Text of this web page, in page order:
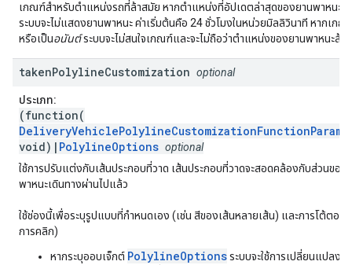
เกณฑ์สำหรับตำแหน่งรถที่ล้าสมัย หากตำแหน่งที่อัปเดตล่าสุดของยานพาหนะเ
ระบบจะไม่แสดงยานพาหนะ ค่าเริ่มต้นคือ 24 ชั่วโมงในหน่วยมิลลิวินาที หากเก
หรือเป็นอนันต์ระบบจะไม่สนใจเกณฑ์และจะไม่ถือว่าตำแหน่งของยานพาหนะล้า
takenPolylineCustomization optional
ประเภท:
(function(
DeliveryVehiclePolylineCustomizationFunctionParams
void)| PolylineOptions optional
ใช้การปรับแต่งกับเส้นประกอบที่วาด เส้นประกอบที่วาดจะสอดคล้องกับส่วนของ
พาหนะเดินทางผ่านไปแล้ว
ใช้ช่องนี้เพื่อระบุรูปแบบที่กำหนดเอง (เช่น สีของเส้นหลายเส้น) และการโต้ตอบ
การคลิก)
หากระบุออบเจ็กต์ PolylineOptionsระบบจะใช้การเปลี่ยนแปลงที่